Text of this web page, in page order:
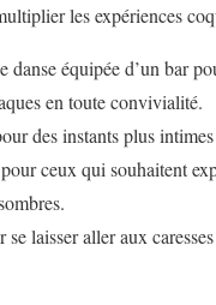
les expériences
danse équipée d’un bar
en toute convivialité.
des instants plus
ceux qui souhaitent
laisser aller aux